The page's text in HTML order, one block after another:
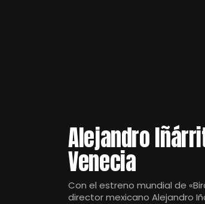
Alejandro
Venecia
Con el estreno mundial de
director mexicano Alejandro